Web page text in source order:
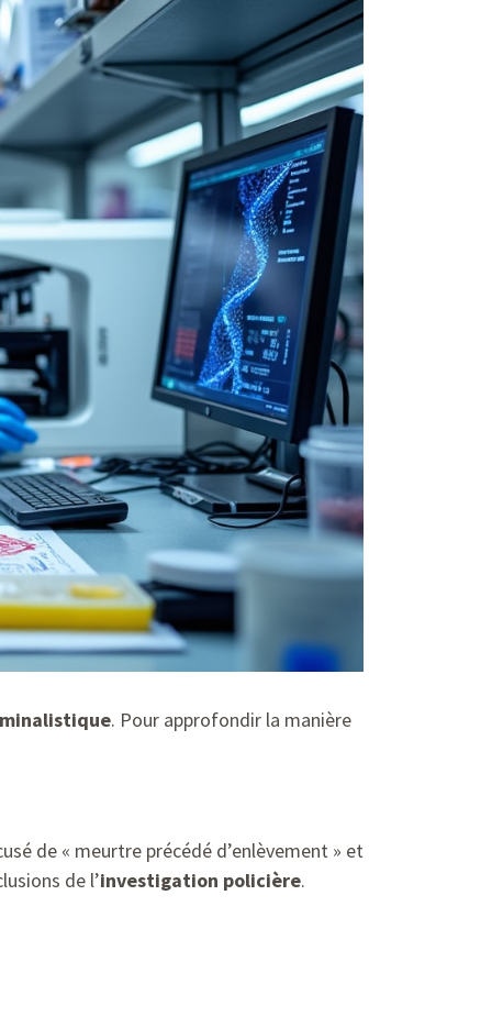
. Pour approfondir la manière
de « meurtre précédé d’enlèvement » et
de l’investigation policière.